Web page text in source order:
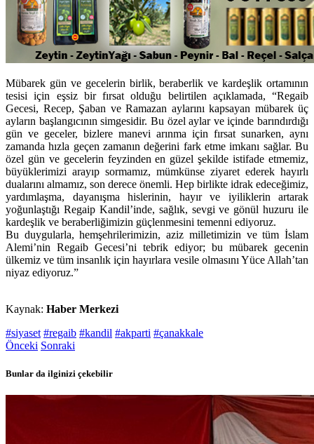
Mübarek gün ve gecelerin birlik, beraberlik ve kardeşlik ortamının
tesisi için eşsiz bir fırsat olduğu belirtilen açıklamada, “Regaib
Gecesi, Recep, Şaban ve Ramazan aylarını kapsayan mübarek üç
ayların başlangıcının simgesidir. Bu özel aylar ve içinde barındırdığı
gün ve geceler, bizlere manevi arınma için fırsat sunarken, aynı
zamanda hızla geçen zamanın değerini fark etme imkanı sağlar. Bu
özel gün ve gecelerin feyzinden en güzel şekilde istifade etmemiz,
büyüklerimizi arayıp sormamız, mümkünse ziyaret ederek hayırlı
dualarını almamız, son derece önemli. Hep birlikte idrak edeceğimiz,
yardımlaşma, dayanışma hislerinin, hayır ve iyiliklerin artarak
yoğunlaştığı Regaip Kandil’inde, sağlık, sevgi ve gönül huzuru ile
kardeşlik ve beraberliğimizin güçlenmesini temenni ediyoruz.
Bu duygularla, hemşehrilerimizin, aziz milletimizin ve tüm İslam
Alemi’nin Regaib Gecesi’ni tebrik ediyor; bu mübarek gecenin
ülkemiz ve tüm insanlık için hayırlara vesile olmasını Yüce Allah’tan
niyaz ediyoruz.”
Kaynak: Haber Merkezi
#siyaset #regaib #kandil #akparti #çanakkale
Önceki Sonraki
Bunlar da ilginizi çekebilir